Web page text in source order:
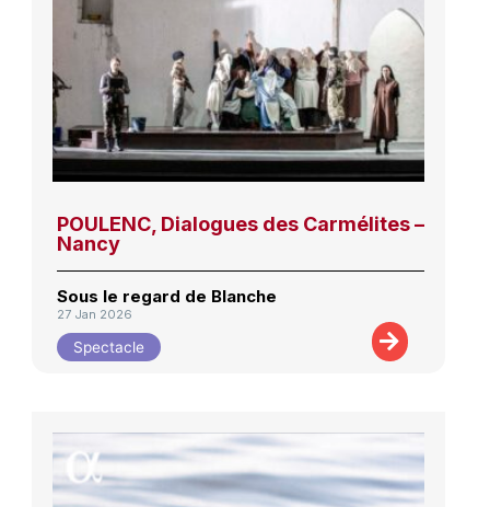
POULENC, Dialogues des Carmélites –
Nancy
Sous le regard de Blanche
27 Jan 2026
Spectacle